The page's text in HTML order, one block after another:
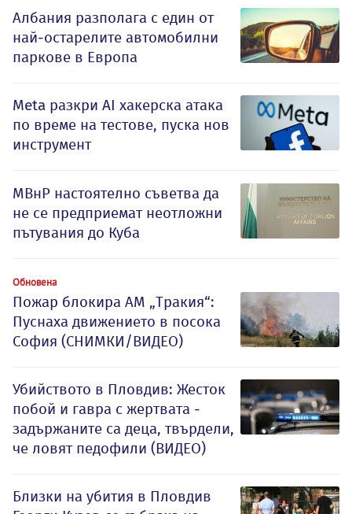
Албания разполага с един от
най-остарелите автомобилни
паркове в Европа
Meta разкри AI хакерска атака
по време на тестове, пуска нов
инструмент
МВнР настоятелно съветва да
не се предприемат неотложни
пътувания до Куба
Обновена
Пожар блокира АМ „Тракия“:
Пуснаха движението в посока
София (СНИМКИ/ВИДЕО)
Убийството в Пловдив: Жесток
побой и гавра с жертвата -
задържаните са деца, твърдели,
че ловят педофили (ВИДЕО)
Близки на убития в Пловдив